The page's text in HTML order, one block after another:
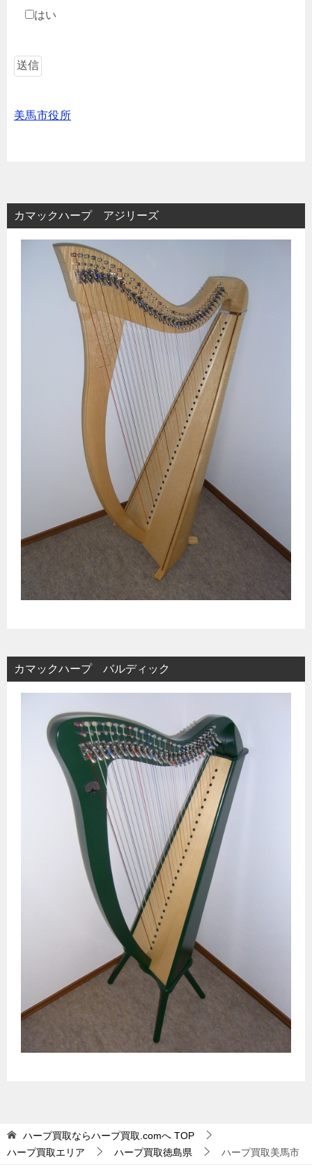
はい
美馬市役所
カマックハープ アジリーズ
カマックハープ バルディック
ハープ買取ならハープ買取.comへ TOP
ハープ買取エリア
ハープ買取徳島県 ハープ買取美馬市